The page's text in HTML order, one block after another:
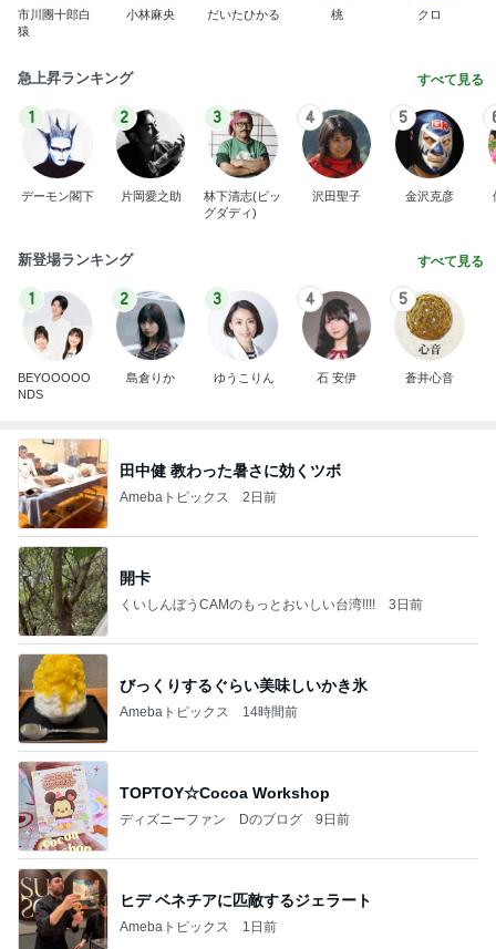
市川團十郎白
猿
小林麻央 だいたひかる 桃 クロ
急上昇ランキング すべて見る
1
デーモン閣下
2
片岡愛之助
3
林下清志(ビッ
グダディ)
4
沢田聖子
5
金沢克彦
新登場ランキング すべて見る
1
BEYOOOOO
NDS
2
島倉りか
3
ゆうこりん
4
石 安伊
5
蒼井心音
田中健 教わった暑さに効くツボ
Amebaトピックス 2日前
開卡
くいしんぼうCAMのもっとおいしい台湾!!!! 3日前
びっくりするぐらい美味しいかき氷
Amebaトピックス 14時間前
TOPTOY☆Cocoa Workshop
ディズニーファン Dのブログ 9日前
ヒデ ベネチアに匹敵するジェラート
Amebaトピックス 1日前